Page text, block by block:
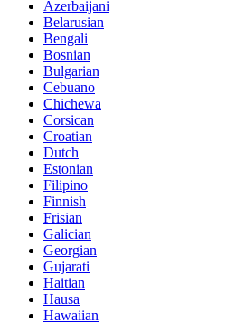
Azerbaijani
Belarusian
Bengali
Bosnian
Bulgarian
Cebuano
Chichewa
Corsican
Croatian
Dutch
Estonian
Filipino
Finnish
Frisian
Galician
Georgian
Gujarati
Haitian
Hausa
Hawaiian